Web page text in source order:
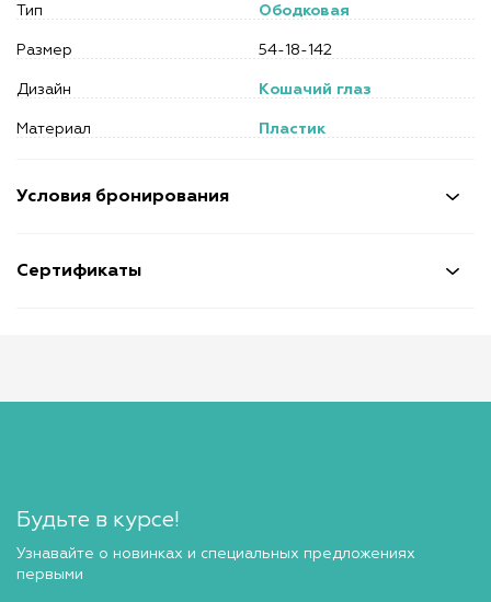
Условия бронирования
Сертификаты
Тип Ободковая
Размер 54-18-142
Дизайн Кошачий глаз
Материал Пластик
Будьте в курсе!
Узнавайте о новинках и специальных предложениях
первыми